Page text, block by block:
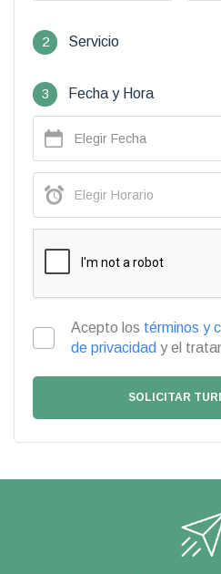
2 Servicio
3 Fecha y Hora
Acepto los términos y
de privacidad y el